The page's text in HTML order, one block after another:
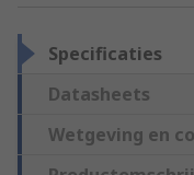
Specificaties
Datasheets
Wetgeving en